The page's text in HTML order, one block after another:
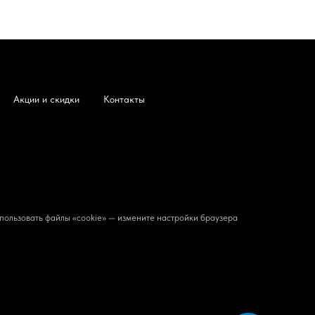
Акции и скидки Контакты
файлы «cookie» — измените настройки браузера